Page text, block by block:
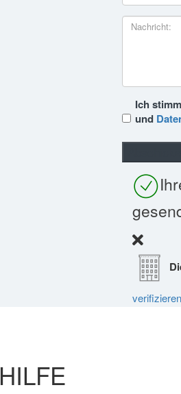
Ich
und
HILFE